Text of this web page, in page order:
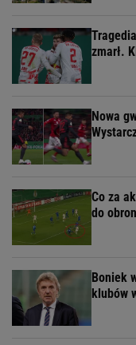
zmarł.
Nowa
Co za
do
Boniek
klubów